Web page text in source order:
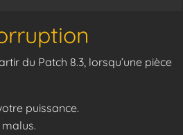
du Patch 8.3, lorsqu’une pièce
puissance.